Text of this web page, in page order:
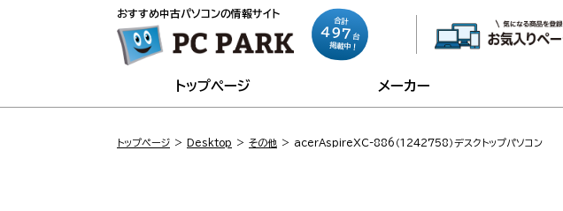
おすすめ中古パソコンの情報サイト
合計
497 台
掲載中！
トップページ メーカー
トップページ Desktop その他 acerAspireXC-886（1242758）デスクトップパソコン